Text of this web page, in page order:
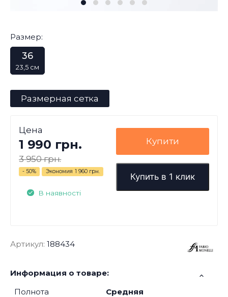
Размер:
36
23,5 см
Размерная сетка
Цена
1 990 грн.
3 950 грн.
- 50% Экономия 1 960 грн.
В наявності
Купити
Купить в 1 клик
Артикул: 188434
Информация о товаре:
Полнота
Средняя